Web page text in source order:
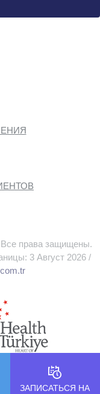
права защищены.
3 Август 2026 /
ЗАПИСАТЬСЯ НА